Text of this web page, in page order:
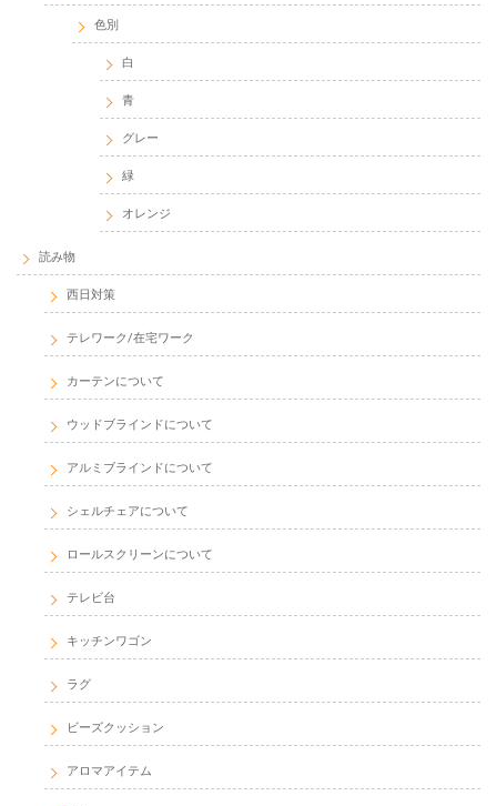
色別
白
青
グレー
緑
オレンジ
読み物
西日対策
テレワーク/在宅ワーク
カーテンについて
ウッドブラインドについて
アルミブラインドについて
シェルチェアについて
ロールスクリーンについて
テレビ台
キッチンワゴン
ラグ
ビーズクッション
アロマアイテム